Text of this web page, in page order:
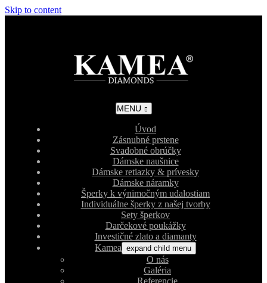
Skip to content
MENU
Úvod
Zásnubné prstene
Svadobné obrúčky
Dámske naušnice
Dámske retiazky & prívesky
Dámske náramky
Šperky k výnimočným udalostiam
Individuálne šperky z našej tvorby
Sety šperkov
Darčekové poukážky
Investičné zlato a diamanty
Kamea expand child menu
O nás
Galéria
Referencie